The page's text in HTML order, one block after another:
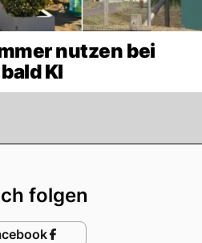
nutzen bei
KI
folgen